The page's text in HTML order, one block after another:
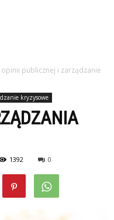
publicznej i zarządzanie
kryzysowe
1392 0